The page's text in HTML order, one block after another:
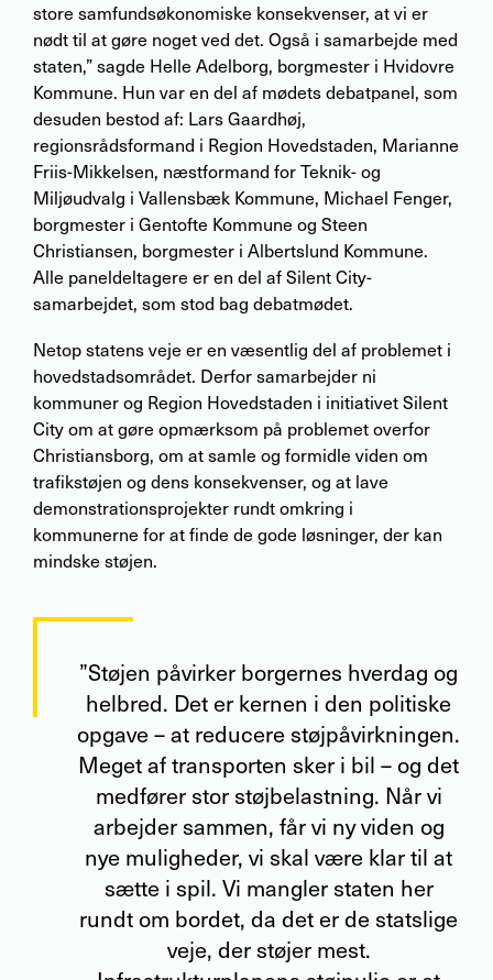
store samfundsøkonomiske konsekvenser, at vi er
nødt til at gøre noget ved det. Også i samarbejde med
staten,” sagde Helle Adelborg, borgmester i Hvidovre
Kommune. Hun var en del af mødets debatpanel, som
desuden bestod af: Lars Gaardhøj,
regionsrådsformand i Region Hovedstaden, Marianne
Friis-Mikkelsen, næstformand for Teknik- og
Miljøudvalg i Vallensbæk Kommune, Michael Fenger,
borgmester i Gentofte Kommune og Steen
Christiansen, borgmester i Albertslund Kommune.
Alle paneldeltagere er en del af Silent City-
samarbejdet, som stod bag debatmødet.
Netop statens veje er en væsentlig del af problemet i
hovedstadsområdet. Derfor samarbejder ni
kommuner og Region Hovedstaden i initiativet Silent
City om at gøre opmærksom på problemet overfor
Christiansborg, om at samle og formidle viden om
trafikstøjen og dens konsekvenser, og at lave
demonstrationsprojekter rundt omkring i
kommunerne for at finde de gode løsninger, der kan
mindske støjen.
”Støjen påvirker borgernes hverdag og
helbred. Det er kernen i den politiske
opgave – at reducere støjpåvirkningen.
Meget af transporten sker i bil – og det
medfører stor støjbelastning. Når vi
arbejder sammen, får vi ny viden og
nye muligheder, vi skal være klar til at
sætte i spil. Vi mangler staten her
rundt om bordet, da det er de statslige
veje, der støjer mest.